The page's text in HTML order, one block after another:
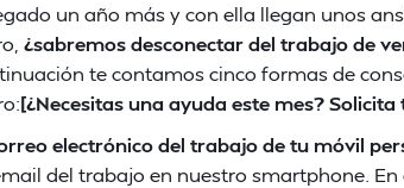
un año más y con ella llegan unos
¿sabremos desconectar del trabajo de
te contamos cinco formas de
[¿Necesitas una ayuda este mes?
electrónico del trabajo de tu móvil
del trabajo en nuestro smartphone.